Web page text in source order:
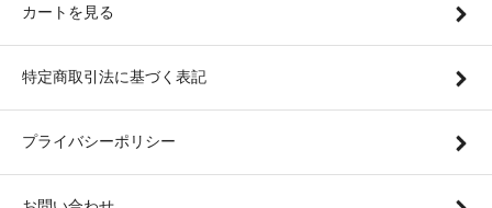
カートを見る
特定商取引法に基づく表記
プライバシーポリシー